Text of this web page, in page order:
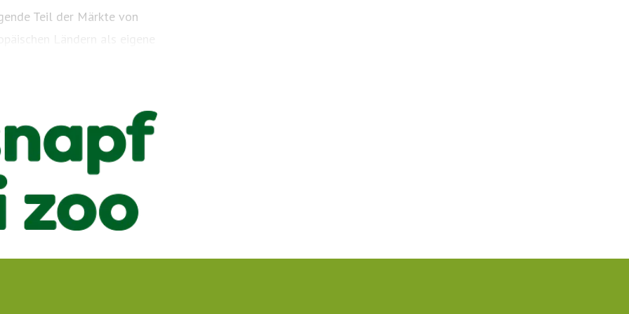
Teil der Märkte von
Ländern als eigene
als Sponsor verschiedener
im Rahmen der
Omnichannel-
aus allen Preiskategorien,
des Unternehmens
und Tierhaltern